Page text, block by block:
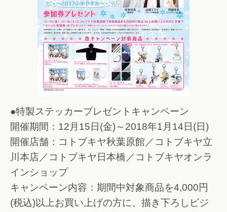
●特製ステッカープレゼントキャンペーン
開催期間：12月15日(金)～2018年1月14日(日)
開催店舗：コトブキヤ秋葉原館／コトブキヤ立
川本店／コトブキヤ日本橋／コトブキヤオンラ
インショップ
キャンペーン内容：期間中対象商品を4,000円
(税込)以上お買い上げの方に、描き下ろしビジ